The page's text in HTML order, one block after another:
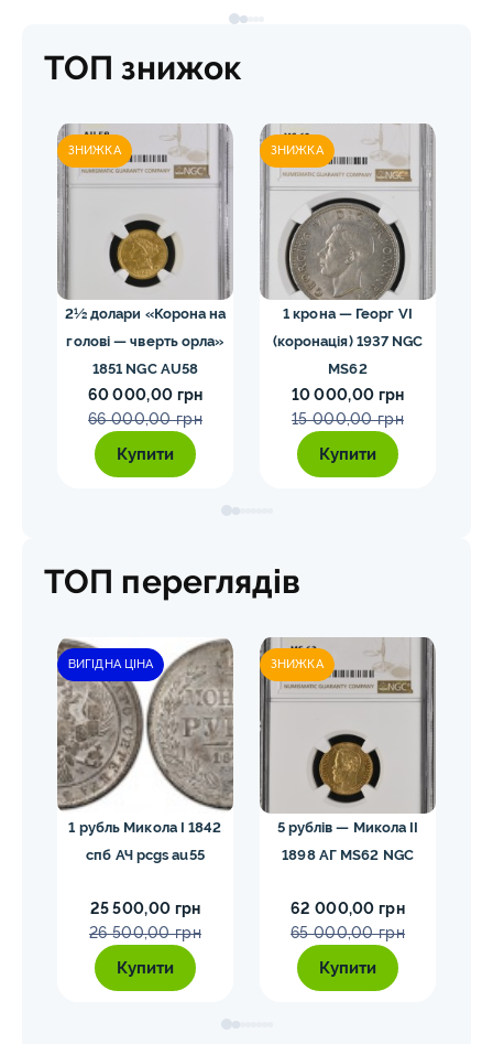
ТОП знижок
ЗНИЖКА
2½ долари «Корона на
голові — чверть орла»
1851 NGC AU58
60 000,00 грн
66 000,00 грн
Купити
ЗНИЖКА
1 крона — Георг VI
(коронація) 1937 NGC
MS62
10 000,00 грн
15 000,00 грн
Купити
ТОП переглядів
ВИГІДНА ЦІНА
1 рубль Микола I 1842
спб АЧ pcgs au55
25 500,00 грн
26 500,00 грн
Купити
ЗНИЖКА
5 рублів — Микола II
1898 АГ MS62 NGC
62 000,00 грн
65 000,00 грн
Купити